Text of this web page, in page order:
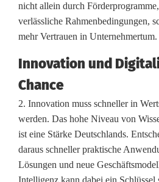
nicht allein durch
verlässliche Rahmenbedingungen,
mehr Vertrauen in Unternehmertum.
Innovation und
Chance
2. Innovation muss schneller in
werden. Das hohe Niveau von
ist eine Stärke Deutschlands.
daraus schneller praktische
Lösungen und neue
Intelligenz kann dabei ein